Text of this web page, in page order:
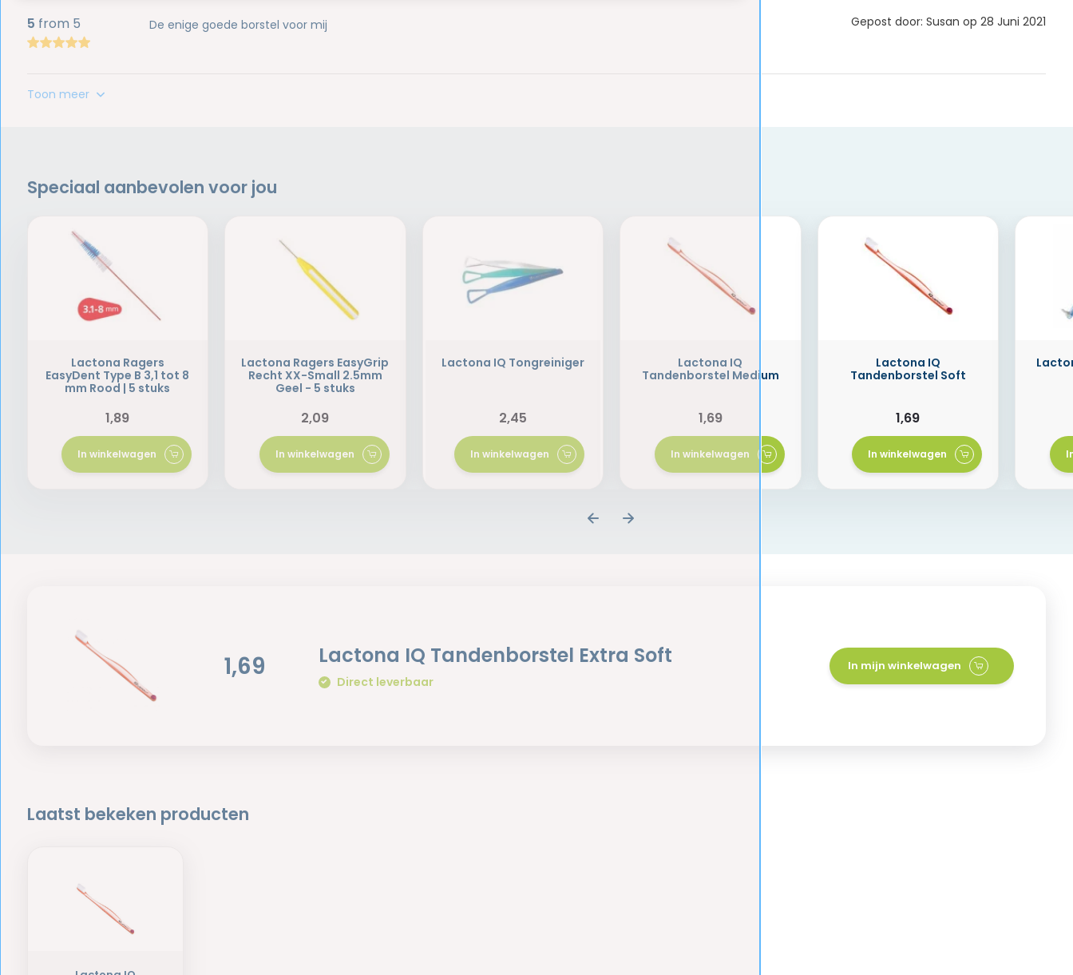
5 from 5 De enige goede borstel voor mij Gepost door: Susan op 28 Juni 2021
Toon meer
Speciaal aanbevolen voor jou
Lactona Ragers
EasyDent Type B 3,1 tot 8
mm Rood | 5 stuks
1,89
In winkelwagen
Lactona Ragers EasyGrip
Recht XX-Small 2.5mm
Geel - 5 stuks
2,09
In winkelwagen
Lactona IQ Tongreiniger
2,45
In winkelwagen
Lactona IQ
Tandenborstel Medium
1,69
In winkelwagen
Lactona IQ
Tandenborstel Soft
1,69
In winkelwagen
1,69 Lactona IQ Tandenborstel Extra Soft
Direct leverbaar
In mijn winkelwagen
Laatst bekeken producten